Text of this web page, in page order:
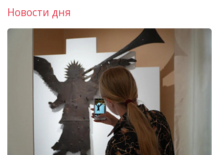
Новости дня